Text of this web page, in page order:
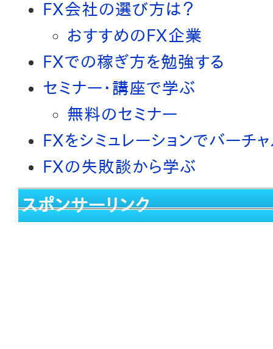
FX会社の選び方は？
おすすめのFX企業
FXでの稼ぎ方を勉強する
セミナー・講座で学ぶ
無料のセミナー
FXをシミュレーションでバーチ
FXの失敗談から学ぶ
スポンサーリンク